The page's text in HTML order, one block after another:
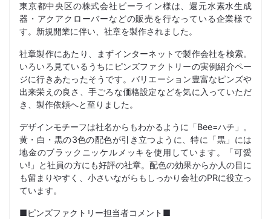
東京都中央区の株式会社ビーライン様は、還元水素水生成
器・アクアクローバーなどの販売を行なっている企業様で
す。新規開業に伴い、社章を製作されました。
社章製作にあたり、まずインターネットで製作会社を検索。
いろいろ見ているうちにピンズファクトリーの実例紹介ペー
ジに行きあたったそうです。バリエーション豊富なピンズや
出来栄えの良さ、手ごろな価格設定などを気に入っていただ
き、製作依頼へと至りました。
デザインモチーフは社名からもわかるように「Bee=ハチ」。
黄・白・黒の3色の配色が引き立つように、特に「黒」には
地金のブラックニッケルメッキを使用しています。「可愛
い!」と社員の方にも好評の社章。配色の効果からか人の目に
も留まりやすく、小さいながらもしっかり会社のPRに役立っ
ています。
■ピンズファクトリー担当者コメント■